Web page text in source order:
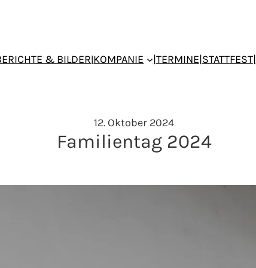
& BILDER|KOMPANIE |TERMINE|STATTFEST|
12. Oktober 2024
Familientag 2024